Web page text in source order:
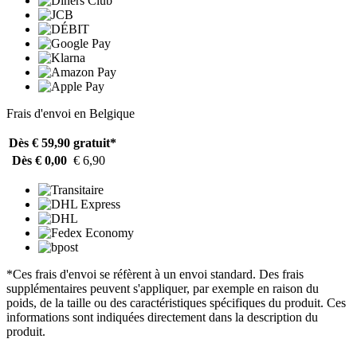
Frais d'envoi en Belgique
Dès € 59,90 gratuit*
Dès € 0,00 € 6,90
*Ces frais d'envoi se réfèrent à un envoi standard. Des frais
supplémentaires peuvent s'appliquer, par exemple en raison du
poids, de la taille ou des caractéristiques spécifiques du produit. Ces
informations sont indiquées directement dans la description du
produit.